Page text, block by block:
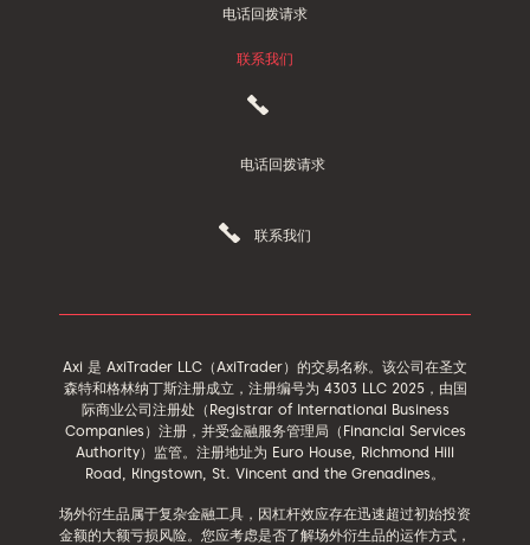
电话回拨请求
联系我们
电话回拨请求
联系我们
Axi 是 AxiTrader LLC（AxiTrader）的交易名称。该公司在圣文
森特和格林纳丁斯注册成立，注册编号为 4303 LLC 2025，由国
际商业公司注册处（Registrar of International Business
Companies）注册，并受金融服务管理局（Financial Services
Authority）监管。注册地址为 Euro House, Richmond Hill
Road, Kingstown, St. Vincent and the Grenadines。
场外衍生品属于复杂金融工具，因杠杆效应存在迅速超过初始投资
金额的大额亏损风险。您应考虑是否了解场外衍生品的运作方式，